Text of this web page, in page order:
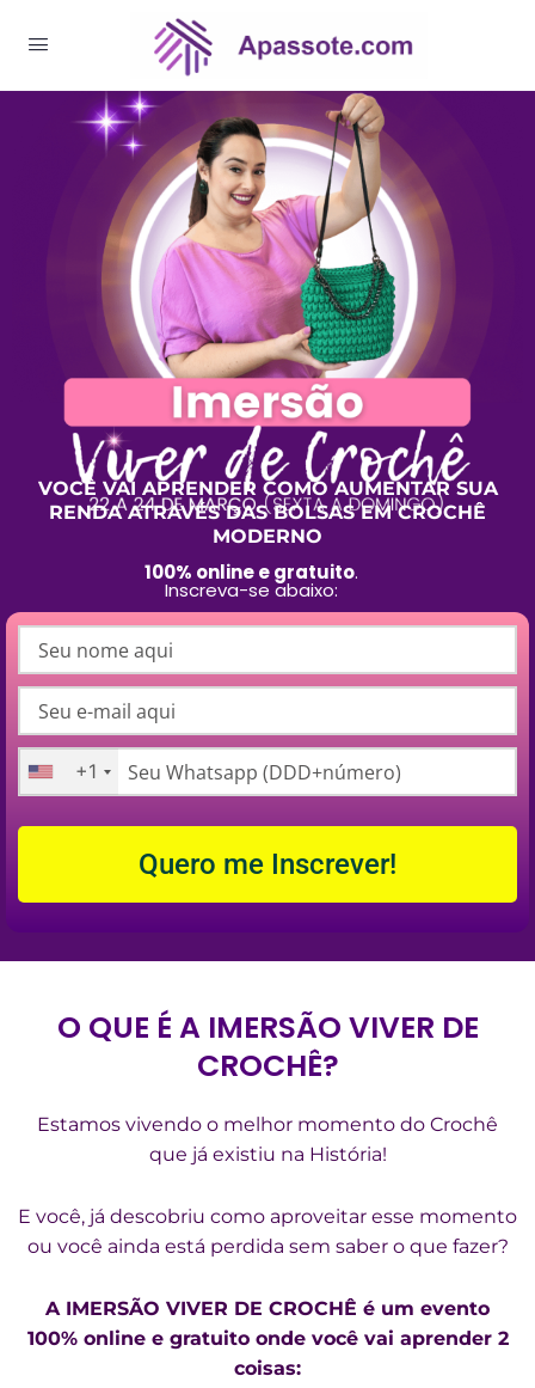
VOCÊ VAI APRENDER COMO AUMENTAR SUA
RENDA ATRAVÉS DAS BOLSAS EM CROCHÊ
MODERNO
100% online e gratuito.
Inscreva-se abaixo:
+1
Quero me Inscrever!
O QUE É A IMERSÃO VIVER DE
CROCHÊ?
Estamos vivendo o melhor momento do Crochê
que já existiu na História!
E você, já descobriu como aproveitar esse momento
ou você ainda está perdida sem saber o que fazer?
A IMERSÃO VIVER DE CROCHÊ é um evento
100% online e gratuito onde você vai aprender 2
coisas: